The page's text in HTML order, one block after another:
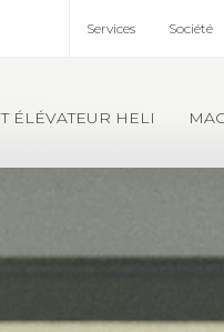
Ser­vices Société
ÉLÉ­VA­TEUR HELI